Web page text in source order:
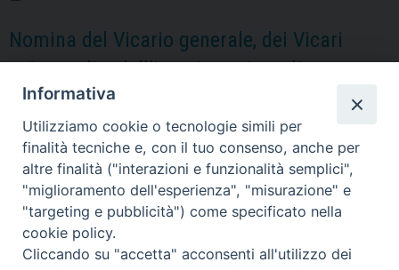
Nomina del Vicario generale, dei Vicari
episcopali e dell’incaricato interdiocesano
per l’Ufficio BCEC
Altri documenti
10-01-2024
1 Pagina successiva »
Informativa
Utilizziamo cookie o tecnologie simili per
finalità tecniche e, con il tuo consenso, anche per
altre finalità ("interazioni e funzionalità semplici",
"miglioramento dell'esperienza", "misurazione" e
"targeting e pubblicità") come specificato nella
cookie policy.
Cliccando su "accetta" acconsenti all'utilizzo dei